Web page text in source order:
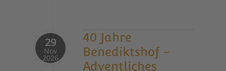
29
Nov
2026
40 Jahre
Benediktshof -
Adventliches